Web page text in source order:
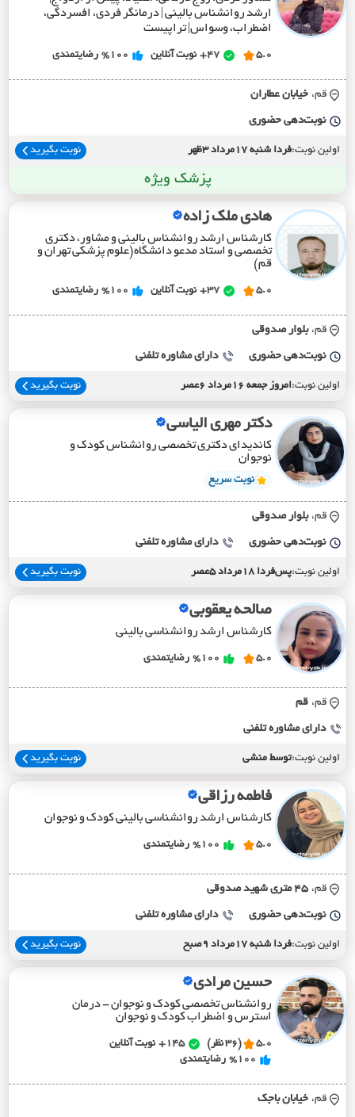
ارشد روانشناس بالینی | درمانگر فردی، افسردگی،
اضطراب، وسواس| تراپیست
5.0
47+ نوبت آنلاین %100 رضایتمندی
قم، خيابان عطاران
نوبت‌دهی حضوری
اولین نوبت:فردا شنبه 17مرداد 3ظهر نوبت بگیرید
پزشک ویژه
هادی ملک زاده
کارشناس ارشد روانشناس بالینی و مشاور، دکتری
تخصصی و استاد مدعو دانشگاه(علوم پزشکی تهران و
قم)
5.0
37+ نوبت آنلاین %100 رضایتمندی
قم، بلوار صدوقي
نوبت‌دهی حضوری دارای مشاوره تلفنی
اولین نوبت:امروز جمعه 16مرداد 6عصر نوبت بگیرید
دکتر مهری الیاسی
کاندیدای دکتری تخصصی روانشناس کودک و
نوجوان
نوبت سریع
قم، بلوار صدوقي
نوبت‌دهی حضوری دارای مشاوره تلفنی
اولین نوبت:پس‌فردا 18مرداد 5عصر نوبت بگیرید
صالحه یعقوبی
کارشناس ارشد روانشناسی بالینی
5.0
%100 رضایتمندی
قم، قم
دارای مشاوره تلفنی
اولین نوبت:توسط منشی نوبت بگیرید
فاطمه رزاقی
کارشناس ارشد روانشناسی بالینی کودک و نوجوان
5.0
%100 رضایتمندی
قم، 45 متري شهيد صدوقي
نوبت‌دهی حضوری دارای مشاوره تلفنی
اولین نوبت:فردا شنبه 17مرداد 9صبح نوبت بگیرید
حسین مرادی
روانشناس تخصصی کودک و نوجوان - درمان
استرس و اضطراب کودک و نوجوان
5.0 (36 نظر) 145+
نوبت آنلاین
%100 رضایتمندی
قم، خيابان باجک